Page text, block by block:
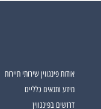
אודות פינגווין שירותי תיירות
מידע ותנאים כלליים
דרושים בפינגווין